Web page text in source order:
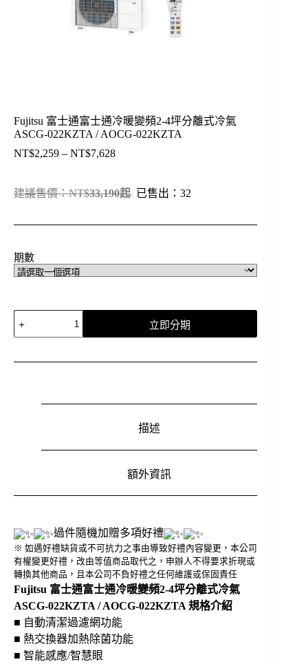
Fujitsu 富士通富士通冷暖變頻2-4坪分離式冷氣
ASCG-022KZTA / AOCG-022KZTA
NT$2,259 – NT$7,628價
範
建議售價：NT$33,190起 已售出：32
期數
Fujitsu
富
坪
離
式
冷
氣
ASCG-
022KZTA
/
AOCG-
022KZTA
數
量
立即分期
描述
額外資訊
過件隨機加贈多項好禮
※ 如遇好禮缺貨或不可抗力之事由導致好禮內容變更，本公司
有權變更好禮，改由等值商品取代之，申辦人不得要求折現或
轉換其他商品，且本公司不負好禮之任何維護或保固責任
Fujitsu 富士通富士通冷暖變頻2-4坪分離式冷氣
ASCG-022KZTA / AOCG-022KZTA 規格介紹
■ 自動清潔過濾網功能
■ 熱交換器加熱除菌功能
■ 智能感應/智慧眼